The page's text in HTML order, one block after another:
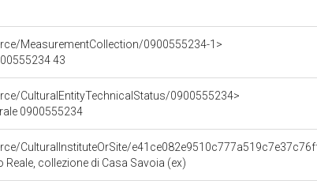
MeasurementCollection/0900555234-1>
43
CulturalEntityTechnicalStatus/0900555234>
0900555234
CulturalInstituteOrSite/
collezione di Casa Savoia (ex)